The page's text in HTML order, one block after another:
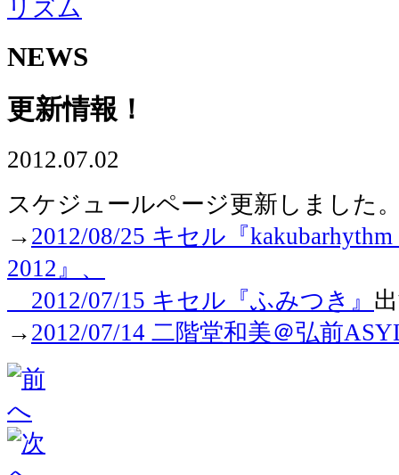
NEWS
更新情報！
2012.07.02
スケジュールページ更新しました
→ 2012/08/25 キセル『kakubarhythm
2012』、
2012/07/15 キセル『ふみつき』
→ 2012/07/14 二階堂和美＠弘前